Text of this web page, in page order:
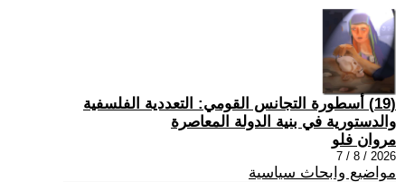
(19) أسطورة التجانس القومي: التعددية الفلسفية
والدستورية في بنية الدولة المعاصرة
مروان فلو
2026 / 8 / 7
مواضيع وابحاث سياسية